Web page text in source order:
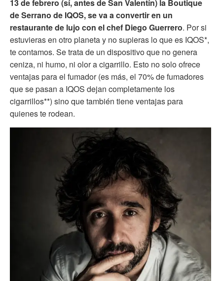
13 de febrero (sí, antes de San Valentín) la Boutique
de Serrano de IQOS, se va a convertir en un
restaurante de lujo con el chef Diego Guerrero. Por si
estuvieras en otro planeta y no supieras lo que es IQOS*,
te contamos. Se trata de un dispositivo que no genera
ceniza, ni humo, ni olor a cigarrillo. Esto no solo ofrece
ventajas para el fumador (es más, el 70% de fumadores
que se pasan a IQOS dejan completamente los
cigarrillos**) sino que también tiene ventajas para
quienes te rodean.